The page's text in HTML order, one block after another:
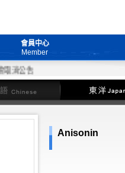
會員中心
Member
華語 東洋
Anisonin